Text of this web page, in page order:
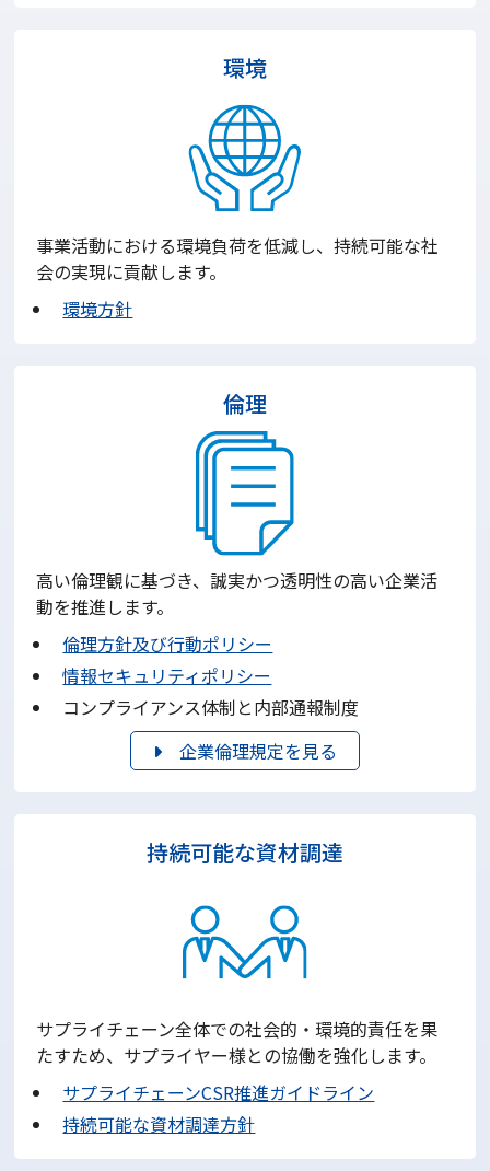
環境
事業活動における環境負荷を低減し、持続可能な社
会の実現に貢献します。
環境方針
倫理
高い倫理観に基づき、誠実かつ透明性の高い企業活
動を推進します。
倫理方針及び行動ポリシー
情報セキュリティポリシー
コンプライアンス体制と内部通報制度
企業倫理規定を見る
持続可能な資材調達
サプライチェーン全体での社会的・環境的責任を果
たすため、サプライヤー様との協働を強化します。
サプライチェーンCSR推進ガイドライン
持続可能な資材調達方針